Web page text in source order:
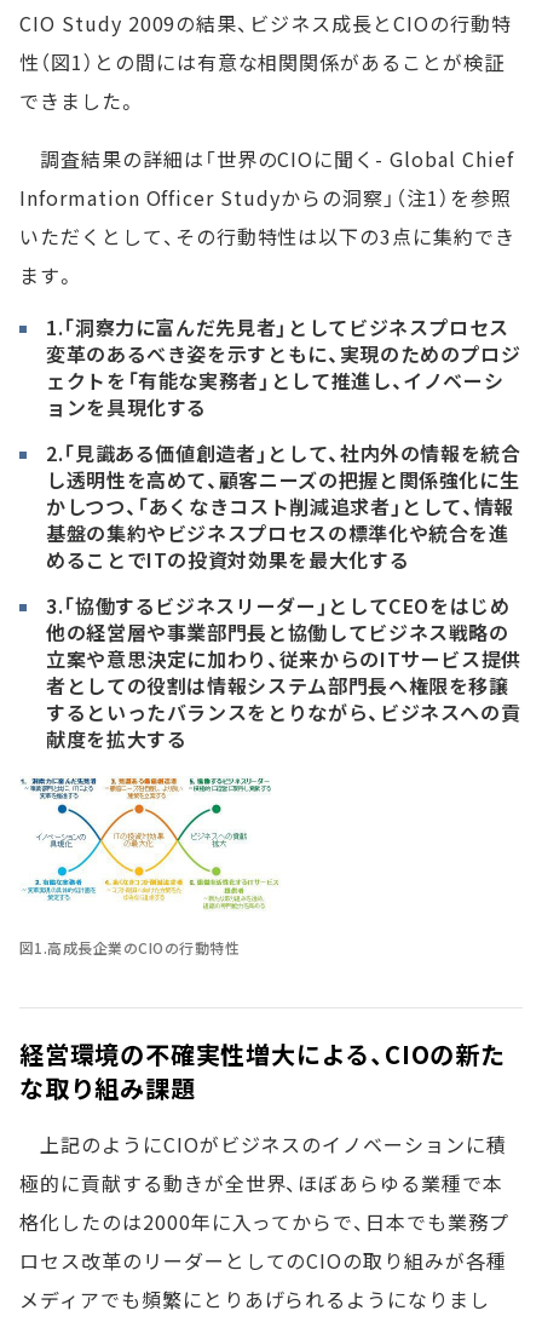
CIO Study 2009の結果、ビジネス成長とCIOの行動特
性（図1）との間には有意な相関関係があることが検証
できました。
調査結果の詳細は「世界のCIOに聞く- Global Chief
Information Officer Studyからの洞察」（注1）を参照
いただくとして、その行動特性は以下の3点に集約でき
ます。
1.「洞察力に富んだ先見者」としてビジネスプロセス
変革のあるべき姿を示すともに、実現のためのプロジ
ェクトを「有能な実務者」として推進し、イノベーシ
ョンを具現化する
2.「見識ある価値創造者」として、社内外の情報を統合
し透明性を高めて、顧客ニーズの把握と関係強化に生
かしつつ、「あくなきコスト削減追求者」として、情報
基盤の集約やビジネスプロセスの標準化や統合を進
めることでITの投資対効果を最大化する
3.「協働するビジネスリーダー」としてCEOをはじめ
他の経営層や事業部門長と協働してビジネス戦略の
立案や意思決定に加わり、従来からのITサービス提供
者としての役割は情報システム部門長へ権限を移譲
するといったバランスをとりながら、ビジネスへの貢
献度を拡大する
図1.高成長企業のCIOの行動特性
経営環境の不確実性増大による、CIOの新た
な取り組み課題
上記のようにCIOがビジネスのイノベーションに積
極的に貢献する動きが全世界、ほぼあらゆる業種で本
格化したのは2000年に入ってからで、日本でも業務プ
ロセス改革のリーダーとしてのCIOの取り組みが各種
メディアでも頻繁にとりあげられるようになりまし